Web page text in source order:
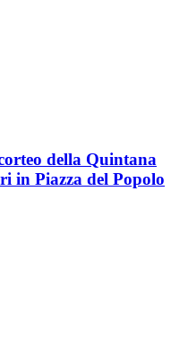
della Quintana
in Piazza del Popolo